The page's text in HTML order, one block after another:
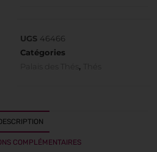
UGS 46466
Catégories
,
COMPLÉMENTAIRES